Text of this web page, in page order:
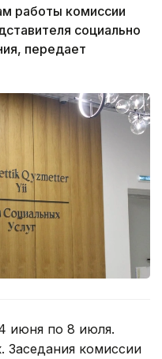
работы комиссии
социально
передает
июня по 8 июля.
Заседания комиссии